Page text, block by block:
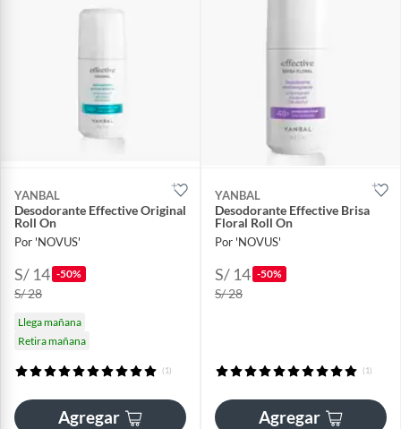
YANBAL
Desodorante Effective Original
Roll On
Por 'NOVUS'
S/ 14 -50%
S/ 28
Llega mañana
Retira mañana
(1)
Agregar
YANBAL
Desodorante Effective Brisa
Floral Roll On
Por 'NOVUS'
S/ 14 -50%
S/ 28
(1)
Agregar